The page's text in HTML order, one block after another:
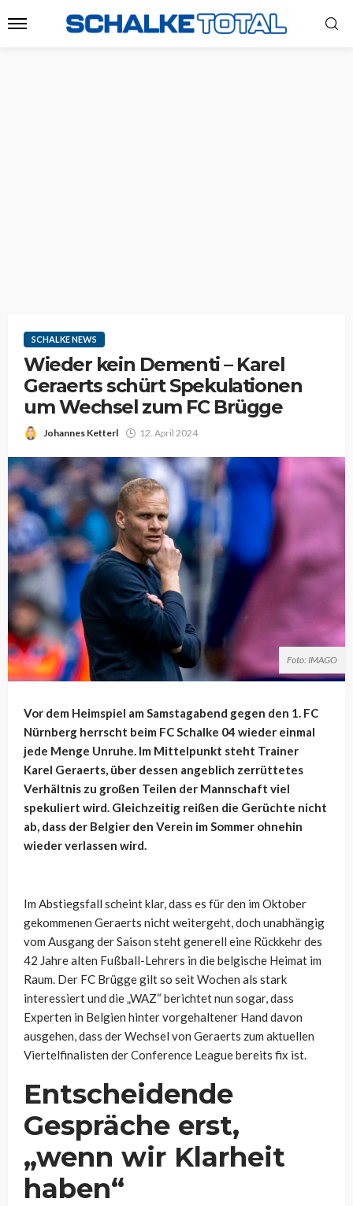
SCHALKE NEWS
Wieder kein Dementi – Karel
Geraerts schürt Spekulationen
um Wechsel zum FC Brügge
Johannes Ketterl 12. April 2024
Foto: IMAGO
Vor dem Heimspiel am Samstagabend gegen den 1. FC
Nürnberg herrscht beim FC Schalke 04 wieder einmal
jede Menge Unruhe. Im Mittelpunkt steht Trainer
Karel Geraerts, über dessen angeblich zerrüttetes
Verhältnis zu großen Teilen der Mannschaft viel
spekuliert wird. Gleichzeitig reißen die Gerüchte nicht
ab, dass der Belgier den Verein im Sommer ohnehin
wieder verlassen wird.
Im Abstiegsfall scheint klar, dass es für den im Oktober
gekommenen Geraerts nicht weitergeht, doch unabhängig
vom Ausgang der Saison steht generell eine Rückkehr des
42 Jahre alten Fußball-Lehrers in die belgische Heimat im
Raum. Der FC Brügge gilt so seit Wochen als stark
interessiert und die „WAZ“ berichtet nun sogar, dass
Experten in Belgien hinter vorgehaltener Hand davon
ausgehen, dass der Wechsel von Geraerts zum aktuellen
Viertelfinalisten der Conference League bereits fix ist.
Entscheidende
Gespräche erst,
„wenn wir Klarheit
haben“